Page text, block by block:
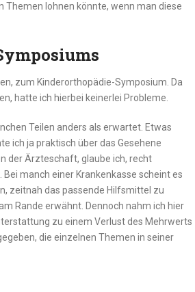
lohnen könnte, wenn man diese
zum Kinderorthopädie-Symposium. Da
hatte ich hierbei keinerlei Probleme.
Teilen anders als erwartet. Etwas
ich ja praktisch über das Gesehene
der Ärzteschaft, glaube ich, recht
manch einer Krankenkasse scheint es
zeitnah das passende Hilfsmittel zu
Rande erwähnt. Dennoch nahm ich hier
zu einem Verlust des Mehrwerts
die einzelnen Themen in seiner